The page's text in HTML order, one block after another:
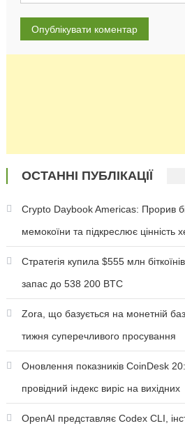
ОСТАННІ ПУБЛІКАЦІЇ
Crypto Daybook Americas: Прорив
мемокоїни та підкреслює цінність
Стратегія купила $555 млн
запас до 538 200 BTC
Zora, що базується на монетній
тижня суперечливого просування
Оновлення показників CoinDesk
провідний індекс виріс на вихідних
OpenAI представляє Codex CLI,